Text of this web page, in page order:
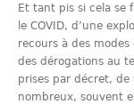
Et tant pis si cela se
le COVID, d’une
recours à des
des dérogations au
prises par décret, de
nombreux, souvent